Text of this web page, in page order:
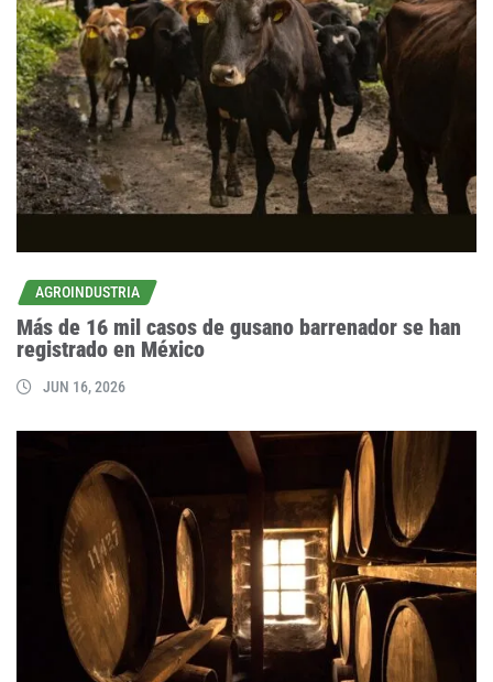
AGROINDUSTRIA
Más de 16 mil casos de gusano barrenador se han
registrado en México
JUN 16, 2026